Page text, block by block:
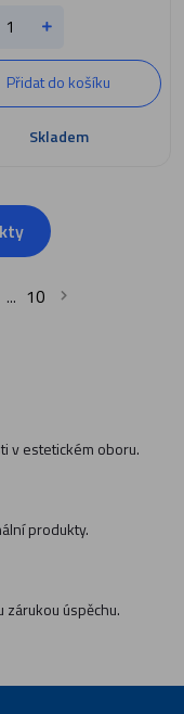
Přidat do košíku
Skladem
... 10
v estetickém oboru.
produkty.
úspěchu.